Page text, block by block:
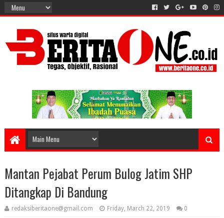
Mantan Pejabat Perum Bulog Jatim SHP
Ditangkap Di Bandung
redaksiberitaone@gmail.com Friday, March 22, 2019 0